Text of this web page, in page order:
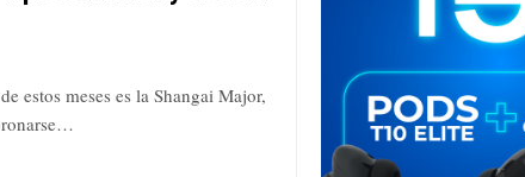
estos meses es la Shangai Major,